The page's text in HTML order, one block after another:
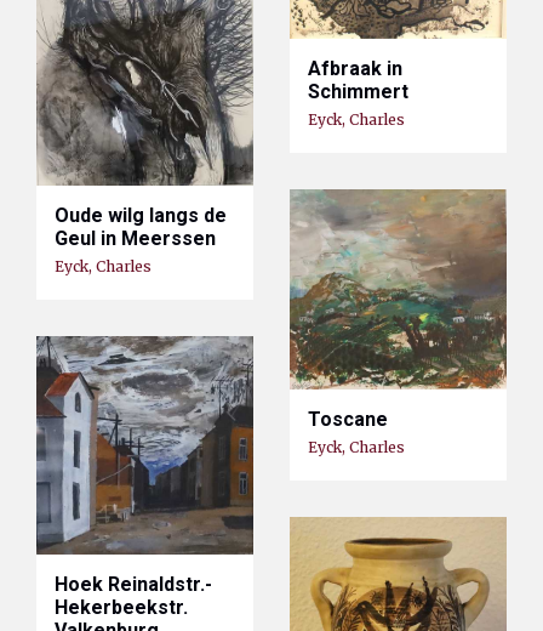
Afbraak in
Schimmert
Eyck, Charles
Oude wilg langs de
Geul in Meerssen
Eyck, Charles
Toscane
Eyck, Charles
Hoek Reinaldstr.-
Hekerbeekstr.